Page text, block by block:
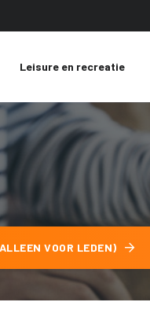
Leisure en recreatie
VOOR LEDEN)